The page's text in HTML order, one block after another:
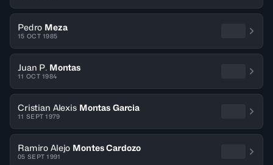
Pedro Meza
15 OCT 1985
Juan P. Montas
11 OCT 1984
Cristian Alexis Montas Garcia
11 SEPT 1979
Ramiro Alejo Montes Cardozo
05 SEPT 1991